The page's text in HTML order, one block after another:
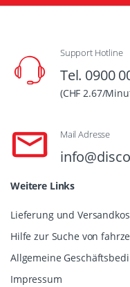
Support Hotline
Tel. 0900
(CHF 2.67/
Mail Adresse
Weitere Links
Lieferung und
Hilfe zur Suche von
Allgemeine
Impressum